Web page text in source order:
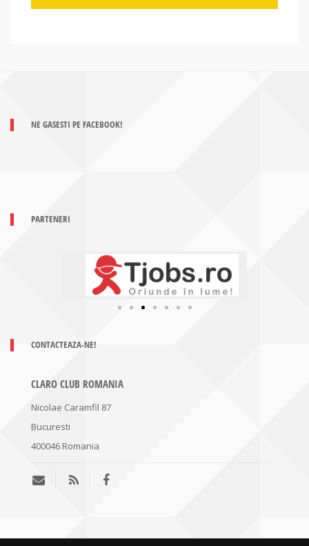
NE GASESTI PE FACEBOOK!
PARTENERI
CONTACTEAZA-NE!
CLARO CLUB ROMANIA
Nicolae Caramfil 87
Bucuresti
400046 Romania